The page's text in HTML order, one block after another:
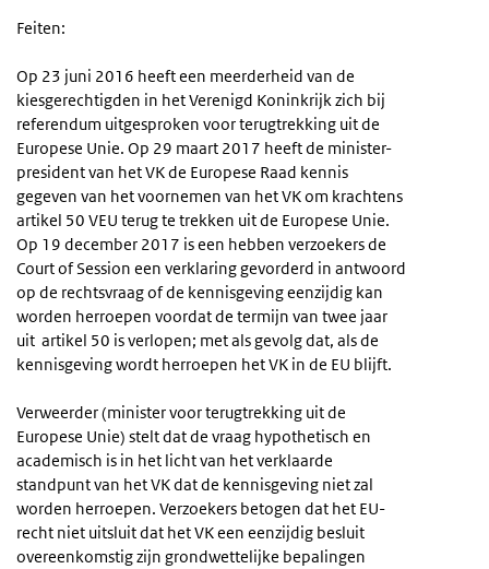
Feiten:
Op 23 juni 2016 heeft een meerderheid van de
kiesgerechtigden in het Verenigd Koninkrijk zich bij
referendum uitgesproken voor terugtrekking uit de
Europese Unie. Op 29 maart 2017 heeft de minister-
president van het VK de Europese Raad kennis
gegeven van het voornemen van het VK om krachtens
artikel 50 VEU terug te trekken uit de Europese Unie.
Op 19 december 2017 is een hebben verzoekers de
Court of Session een verklaring gevorderd in antwoord
op de rechtsvraag of de kennisgeving eenzijdig kan
worden herroepen voordat de termijn van twee jaar
uit artikel 50 is verlopen; met als gevolg dat, als de
kennisgeving wordt herroepen het VK in de EU blijft.
Verweerder (minister voor terugtrekking uit de
Europese Unie) stelt dat de vraag hypothetisch en
academisch is in het licht van het verklaarde
standpunt van het VK dat de kennisgeving niet zal
worden herroepen. Verzoekers betogen dat het EU-
recht niet uitsluit dat het VK een eenzijdig besluit
overeenkomstig zijn grondwettelijke bepalingen